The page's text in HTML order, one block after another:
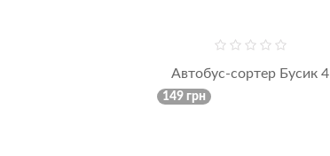
Автобус-сортер Бусик 4
149 грн